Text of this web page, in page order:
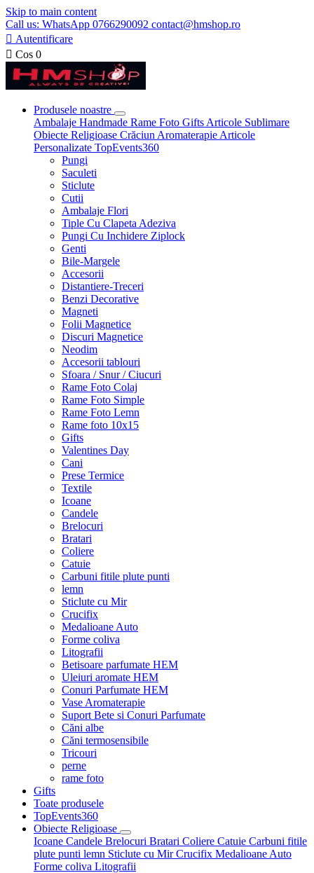
Skip to main content
Call us: WhatsApp 0766290092 contact@hmshop.ro
 Autentificare
 Cos 0
Produsele noastre
Ambalaje Handmade Rame Foto Gifts Articole Sublimare
Obiecte Religioase Crăciun Aromaterapie Articole
Personalizate TopEvents360
Pungi
Saculeti
Sticlute
Cutii
Ambalaje Flori
Tiple Cu Clapeta Adeziva
Pungi Cu Inchidere Ziplock
Genti
Bile-Margele
Accesorii
Distantiere-Treceri
Benzi Decorative
Magneti
Folii Magnetice
Discuri Magnetice
Neodim
Accesorii tablouri
Sfoara / Snur / Ciucuri
Rame Foto Colaj
Rame Foto Simple
Rame Foto Lemn
Rame foto 10x15
Gifts
Valentines Day
Cani
Prese Termice
Textile
Icoane
Candele
Brelocuri
Bratari
Coliere
Catuie
Carbuni fitile plute punti
lemn
Sticlute cu Mir
Crucifix
Medalioane Auto
Forme coliva
Litografii
Betisoare parfumate HEM
Uleiuri aromate HEM
Conuri Parfumate HEM
Vase Aromaterapie
Suport Bete si Conuri Parfumate
Căni albe
Căni termosensibile
Tricouri
perne
rame foto
Gifts
Toate produsele
TopEvents360
Obiecte Religioase
Icoane Candele Brelocuri Bratari Coliere Catuie Carbuni fitile
plute punti lemn Sticlute cu MirCrucifix Medalioane Auto
Forme coliva Litografii